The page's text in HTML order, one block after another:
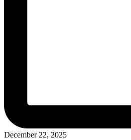
December 22, 2025